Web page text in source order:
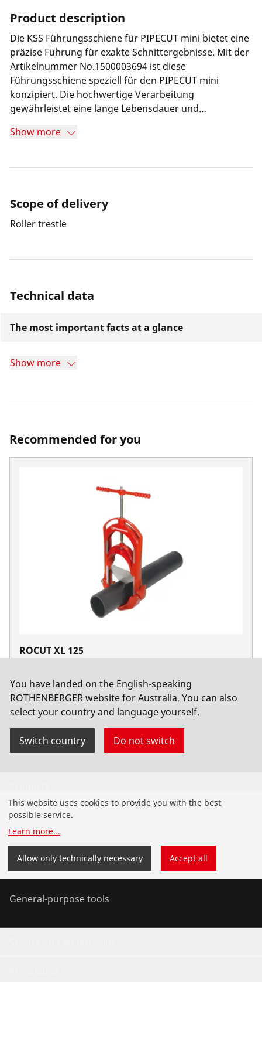
Product description
Die KSS Führungsschiene für PIPECUT mini bietet eine
präzise Führung für exakte Schnittergebnisse. Mit der
Artikelnummer No.1500003694 ist diese
Führungsschiene speziell für den PIPECUT mini
konzipiert. Die hochwertige Verarbeitung
gewährleistet eine lange Lebensdauer und
Handhabung ist die KSS Führungsschiene ein
Show more
Scope of delivery
Roller trestle
Technical data
The most important facts at a glance
Show more
Recommended for you
ROCUT XL 125
You have landed on the English-speaking
ROTHENBERGER website for Australia. You can also
select your country and language yourself.
Switch country Do not switch
Installation
Service and Maintenance
Air conditioning & refrigeration
General-purpose tools
This website uses cookies to provide you with the best
possible service.
Learn more...
Allow only technically necessary Accept all